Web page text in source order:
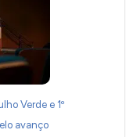
Verde e 1º
avanço